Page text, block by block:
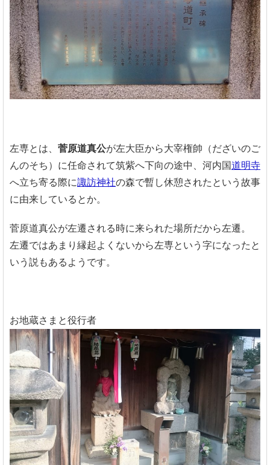
左専とは、 菅原道真公が左大臣から大宰権帥（だざいのご
んのそち）に任命されて筑紫へ下向の途中、河内国道明寺
へ立ち寄る際に諏訪神社の森で暫し休憩されたという故事
に由来しているとか。
菅原道真公が左遷される時に来られた場所だから左遷。
左遷ではあまり縁起よくないから左専という字になったと
いう説もあるようです。
お地蔵さまと役行者